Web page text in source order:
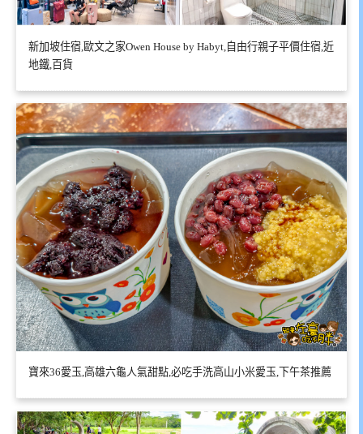
新加坡住宿,歐文之家Owen House by Habyt,自由行親子平價住宿,近
地鐵,百貨
寶來36愛玉,高雄六龜人氣甜點,必吃手洗高山小米愛玉,下午茶推薦